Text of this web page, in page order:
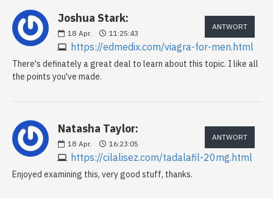
Joshua Stark:
18 Apr. 11:25:43
https://edmedix.com/viagra-for-men.html
ANTWORT
There's definately a great deal to learn about this topic. I like all
the points you've made.
Natasha Taylor:
18 Apr. 16:23:05
https://cilalisez.com/tadalafil-20mg.html
ANTWORT
Enjoyed examining this, very good stuff, thanks.